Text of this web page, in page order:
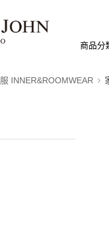
商品分
INNER&ROOMWEAR